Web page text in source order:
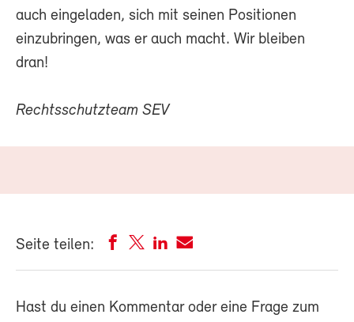
auch eingeladen, sich mit seinen Positionen
einzubringen, was er auch macht. Wir bleiben
dran!
Rechtsschutzteam SEV
Seite teilen:
Hast du einen Kommentar oder eine Frage zum